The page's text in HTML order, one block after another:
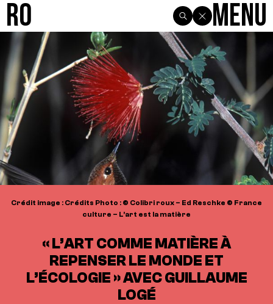
R0 Menu
Crédit image : Crédits Photo : © Colibri roux – Ed Reschke © France
culture – L’art est la matière
« L’ART COMME MATIÈRE À
REPENSER LE MONDE ET
L’ÉCOLOGIE » AVEC GUILLAUME
LOGÉ